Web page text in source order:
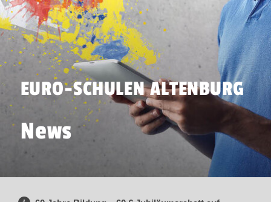
EURO-SCHULEN ALTENBURG
News